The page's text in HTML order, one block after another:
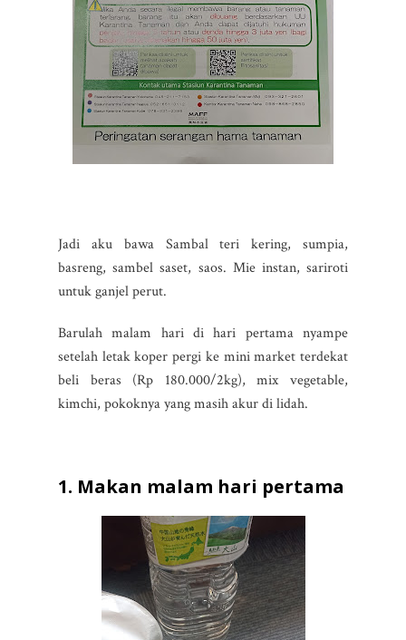
Jadi aku bawa Sambal teri kering, sumpia,
basreng, sambel saset, saos. Mie instan, sariroti
untuk ganjel perut.
Barulah malam hari di hari pertama nyampe
setelah letak koper pergi ke mini market terdekat
beli beras (Rp 180.000/2kg), mix vegetable,
kimchi, pokoknya yang masih akur di lidah.
1. Makan malam hari pertama